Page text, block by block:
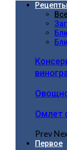
Рецепты
Омлет
Prev
Первое